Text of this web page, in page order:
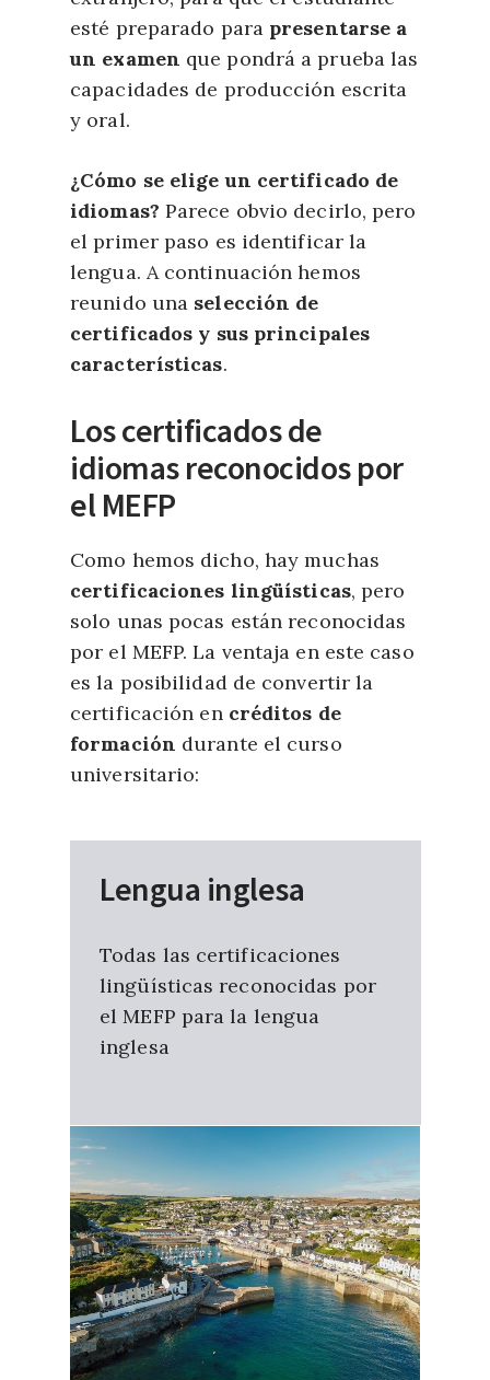
esté preparado parapresentarse a
un examen que pondrá a prueba las
capacidades de producción escrita
y oral.
¿Cómo se elige un certificado de
idiomas? Parece obvio decirlo, pero
el primer paso es identificar la
lengua. A continuación hemos
reunido una selección de
certificados y sus principales
características.
Los certificados de
idiomas reconocidos por
el MEFP
Como hemos dicho, hay muchas
certificaciones lingüísticas, pero
solo unas pocas están reconocidas
por el MEFP. La ventaja en este caso
es la posibilidad de convertir la
certificación en créditos de
formación durante el curso
universitario:
Lengua inglesa
Todas las certificaciones
lingüísticas reconocidas por
el MEFP para la lengua
inglesa